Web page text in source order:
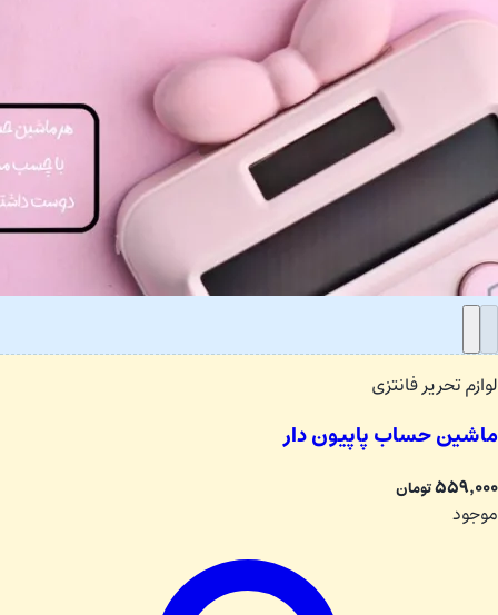
لوازم تحریر فانتزی
ماشین حساب پاپیون دار
۵۵۹٬۰۰۰تومان
موجود